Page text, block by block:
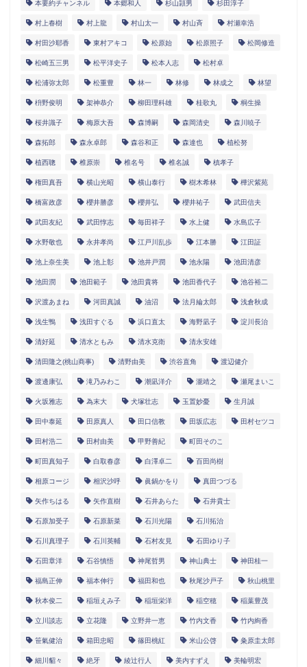
本要約チャンネル 本郷和人 杉山頴男 杉田淳子
村上春樹 村上龍 村山太一 村山斉 村瀬幸浩
村田沙耶香 東村アキコ 松原始 松原照子 松岡修造
松崎五三男 松平洋史子 松本人志 松村卓
松浦弥太郎 松重豊 林一 林修 林成之 林望
枡野俊明 架神恭介 柳田理科雄 桂歌丸 桐生操
桜井識子 梅原大吾 森博嗣 森岡清史 森川暁子
森拓郎 森永卓郎 森谷和正 森達也 植松努
植西聰 椎原崇 椎名号 椎名誠 槙孝子
権田真吾 横山光昭 横山泰行 樹木希林 樺沢紫苑
橋富政彦 櫻井勝彦 櫻井弘 櫻井祐子 武田信夫
武田友紀 武田惇志 毎田祥子 水上健 水島広子
水野敬也 永井孝尚 江戸川乱歩 江本勝 江田証
池上奈生美 池上彰 池井戸潤 池永陽 池田清彦
池田潤 池田範子 池田貴将 池田香代子 池谷裕二
沢渡あまね 河田真誠 油沼 法月綸太郎 浅倉秋成
浅生鴨 浅田すぐる 浜口直太 海野凪子 淀川長治
清好延 清水ともみ 清水克衛 清永安雄
清田隆之(桃山商事) 清野由美 渋谷直角 渡辺健介
渡邊康弘 滝乃みわこ 潮凪洋介 瀧靖之 瀬尾まいこ
火坂雅志 為末大 犬塚壮志 玉置妙憂 生月誠
田中泰延 田原真人 田口信教 田坂広志 田村セツコ
田村浩二 田村由美 甲野善紀 町田そのこ
町田真知子 白取春彦 白澤卓二 百田尚樹
相原コージ 相沢沙呼 眞鍋かをり 真田つづる
矢作ちはる 矢作直樹 石井あらた 石井貴士
石原加受子 石原新菜 石川光陽 石川拓治
石川真理子 石川英輔 石村友見 石田ゆり子
石田章洋 石谷慎悟 神尾哲男 神山典士 神田桂一
福島正伸 福本伸行 福田和也 秋尾沙戸子 秋山桃里
秋本俊二 稲垣えみ子 稲垣栄洋 稲空穂 稲葉豊茂
立川談志 立花隆 立野井一恵 竹内文香 竹内絢香
笹氣健治 箱田忠昭 篠田桃紅 米山公啓 粂原圭太郎
細川貂々 絶牙 綾辻行人 美内すずえ 美輪明宏